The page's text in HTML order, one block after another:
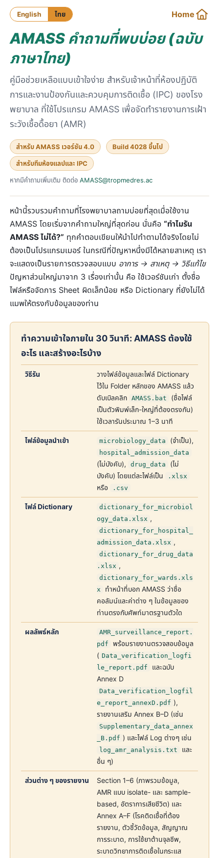
English ไทย Home
AMASS คำถามที่พบบ่อย (ฉบับ
ภาษาไทย)
คู่มือช่วยเหลือแบบเข้าใจง่าย สำหรับเจ้าหน้าที่ห้องปฏิบัติ
การและงานป้องกันและควบคุมการติดเชื้อ (IPC) ของโรง
พยาบาล ที่ใช้โปรแกรม AMASS เพื่อจัดทำรายงานการเฝ้า
ระวังเชื้อดื้อยา (AMR)
สำหรับ AMASS เวอร์ชัน 4.0 Build 4028 ขึ้นไป
สำหรับทีมห้องแลปและ IPC
หากมีคำถามเพิ่มเติม ติดต่อ AMASS@tropmedres.ac
หน้านี้รวบรวมคำถามที่โรงพยาบาลถามบ่อยที่สุดเมื่อใช้งาน
AMASS โดยเริ่มจากคำถามใหญ่ที่สุดก่อน นั่นคือ “ทำไมรัน
AMASS ไม่ได้?” ทุกคำตอบเขียนให้นำไปทำตามได้จริงโดยไม่
ต้องเป็นโปรแกรมเมอร์ ในกรณีที่ปัญหาหนึ่งมีได้หลายสาเหตุ เรา
จะแสดงเป็นรายการตรวจสอบแบบ อาการ → สาเหตุ → วิธีแก้ไข
ปัญหาส่วนใหญ่มาจาก 3 เรื่องเท่านั้น คือ ใช้เวอร์ชันเก่า ตั้งชื่อ
ไฟล์หรือจัดการ Sheet ผิดเล็กน้อย หรือ Dictionary ที่ยังไม่ได้
แมพให้ตรงกับข้อมูลของท่าน
ทำความเข้าใจภายใน 30 วินาที: AMASS ต้องใช้
อะไร และสร้างอะไรบ้าง
วิธีรัน
วางไฟล์ข้อมูลและไฟล์ Dictionary
ไว้ใน Folder หลักของ AMASS แล้ว
ดับเบิลคลิก AMASS.bat
(ชื่อไฟล์
เป็นตัวพิมพ์เล็ก-ใหญ่ที่ต้องตรงกัน)
ใช้เวลารันประมาณ 1–3 นาที
ไฟล์ข้อมูลนำเข้า microbiology_data (จำเป็น),
hospital_admission_data
(ไม่บังคับ), drug_data
(ไม่
บังคับ) โดยแต่ละไฟล์เป็น
.xlsx
หรือ .csv
ไฟล์ Dictionary
dictionary_for_microbiol
ogy_data.xlsx ,
dictionary_for_hospital_
admission_data.xlsx ,
dictionary_for_drug_data
.xlsx ,
dictionary_for_wards.xls
x
ทำหน้าที่บอก AMASS ว่าชื่อ
คอลัมน์และค่าต่าง ๆ ในข้อมูลของ
ท่านตรงกับศัพท์มาตรฐานตัวใด
ผลลัพธ์หลัก
AMR_surveillance_report.
pdf
พร้อมรายงานตรวจสอบข้อมูล
( Data_verification_logfi
le_report.pdf
และฉบับ
Annex D
Data_verification_logfil
e_report_annexD.pdf ),
รายงานเสริม Annex B–D (เช่น
Supplementary_data_annex
_B.pdf ) และไฟล์ Log ต่างๆ เช่น
log_amr_analysis.txt
และ
อื่น ๆ)
ส่วนต่าง ๆ ของรายงาน
Section 1–6 (ภาพรวมข้อมูล,
AMR แบบ isolate- และ sample-
based, อัตราการเสียชีวิต) และ
Annex A–F (โรคติดเชื้อที่ต้อง
รายงาน, ตัวชี้วัดข้อมูล, สัญญาณ
การระบาด, การใช้ยาต้านจุลชีพ,
ระบาดวิทยาการติดเชื้อในกระแส